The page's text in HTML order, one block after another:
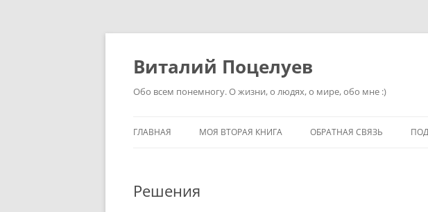
Перейти
Виталий Поцелуев
Обо всем понемногу. О жизни, о людях, о мире, обо мне :)
ГЛАВНАЯ МОЯ ВТОРАЯ КНИГА ОБРАТНАЯ СВЯЗЬ
Решения